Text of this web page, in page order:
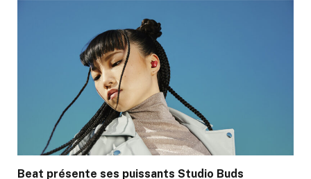
Beat présente ses puissants Studio Buds